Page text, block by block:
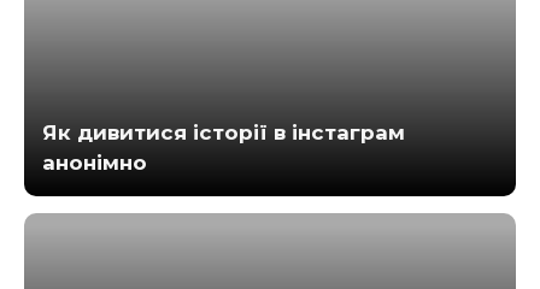
Як дивитися історії в інстаграм
анонімно